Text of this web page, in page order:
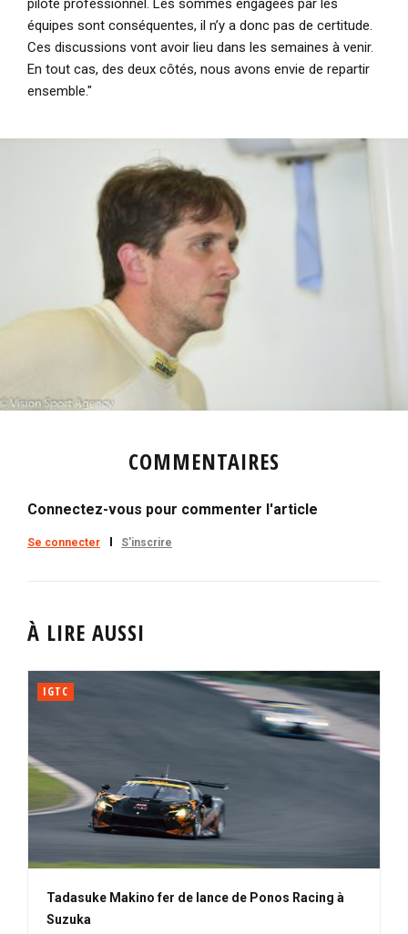
pilote professionnel. Les sommes engagées par les
équipes sont conséquentes, il n’y a donc pas de certitude.
Ces discussions vont avoir lieu dans les semaines à venir.
En tout cas, des deux côtés, nous avons envie de repartir
ensemble."
COMMENTAIRES
Connectez-vous pour commenter l'article
Se connecter S'inscrire
À LIRE AUSSI
IGTC
Tadasuke Makino fer de lance de Ponos Racing à
Suzuka